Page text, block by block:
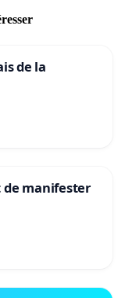
de la
de manifester